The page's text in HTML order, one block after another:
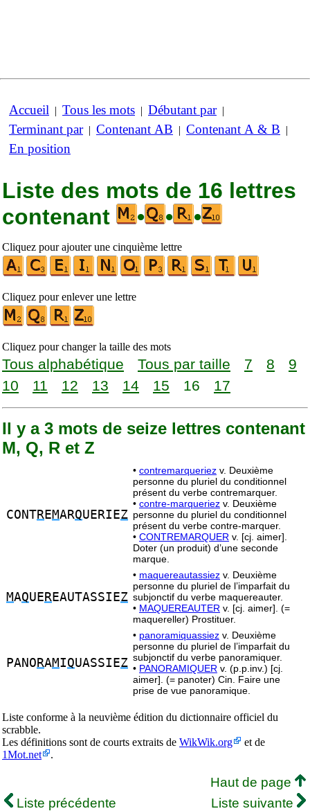
Accueil | Tous les mots | Débutant par|
Terminant par| Contenant AB | Contenant A & B |
En position
Liste des mots de 16 lettres
contenant
• • •
Cliquez pour ajouter une cinquième lettre
Cliquez pour enlever une lettre
Cliquez pour changer la taille des mots
Tous alphabétique Tous par taille 7 8
9
10
11 12 13 14 15 16 17
Il y a 3 mots de seize lettres contenant
M, Q, R et Z
CONTREMARQUERIEZ
• contremarqueriez v. Deuxième
personne du pluriel du conditionnel
présent du verbe contremarquer.
• contre-marqueriez v. Deuxième
personne du pluriel du conditionnel
présent du verbe contre-marquer.
• CONTREMARQUER v. [cj. aimer].
Doter (un produit) d’une seconde
marque.
MAQUE REAUTASSIEZ
• maquereautassiez v. Deuxième
personne du pluriel de l’imparfait du
subjonctif du verbe maquereauter.
• MAQUEREAUTER v. [cj. aimer]. (=
maquereller) Prostituer.
PANO RAMIQUASSIEZ
• panoramiquassiez v. Deuxième
personne du pluriel de l’imparfait du
subjonctif du verbe panoramiquer.
• PANORAMIQUER v. (p.p.inv.) [cj.
aimer]. (= panoter) Cin. Faire une
prise de vue panoramique.
Liste conforme à la neuvième édition du dictionnaire officiel du
scrabble.
Les définitions sont de courts extraits de WikWik.org
et de
1Mot.net
.
Haut de page
Liste précédente
Liste suivante